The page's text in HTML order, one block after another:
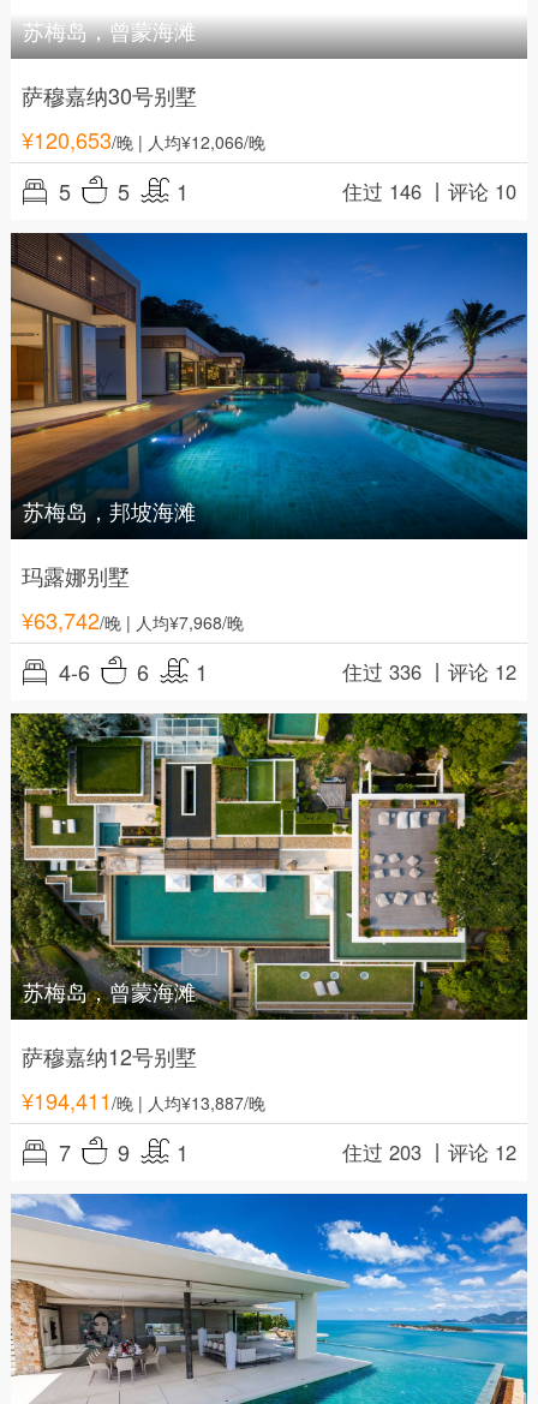
苏梅岛，曾蒙海滩
萨穆嘉纳30号别墅
¥120,653/晚| 人均¥12,066/晚
5 5 1 住过 146 丨评论 10
苏梅岛，邦坡海滩
玛露娜别墅
¥63,742/晚| 人均¥7,968/晚
4-6 6 1 住过 336 丨评论 12
苏梅岛，曾蒙海滩
萨穆嘉纳12号别墅
¥194,411/晚| 人均¥13,887/晚
7 9 1 住过 203 丨评论 12